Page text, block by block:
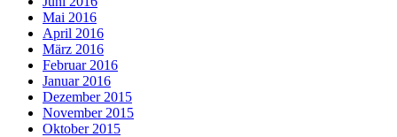
Mai 2016
April 2016
März 2016
Februar 2016
Januar 2016
Dezember 2015
November 2015
Oktober 2015